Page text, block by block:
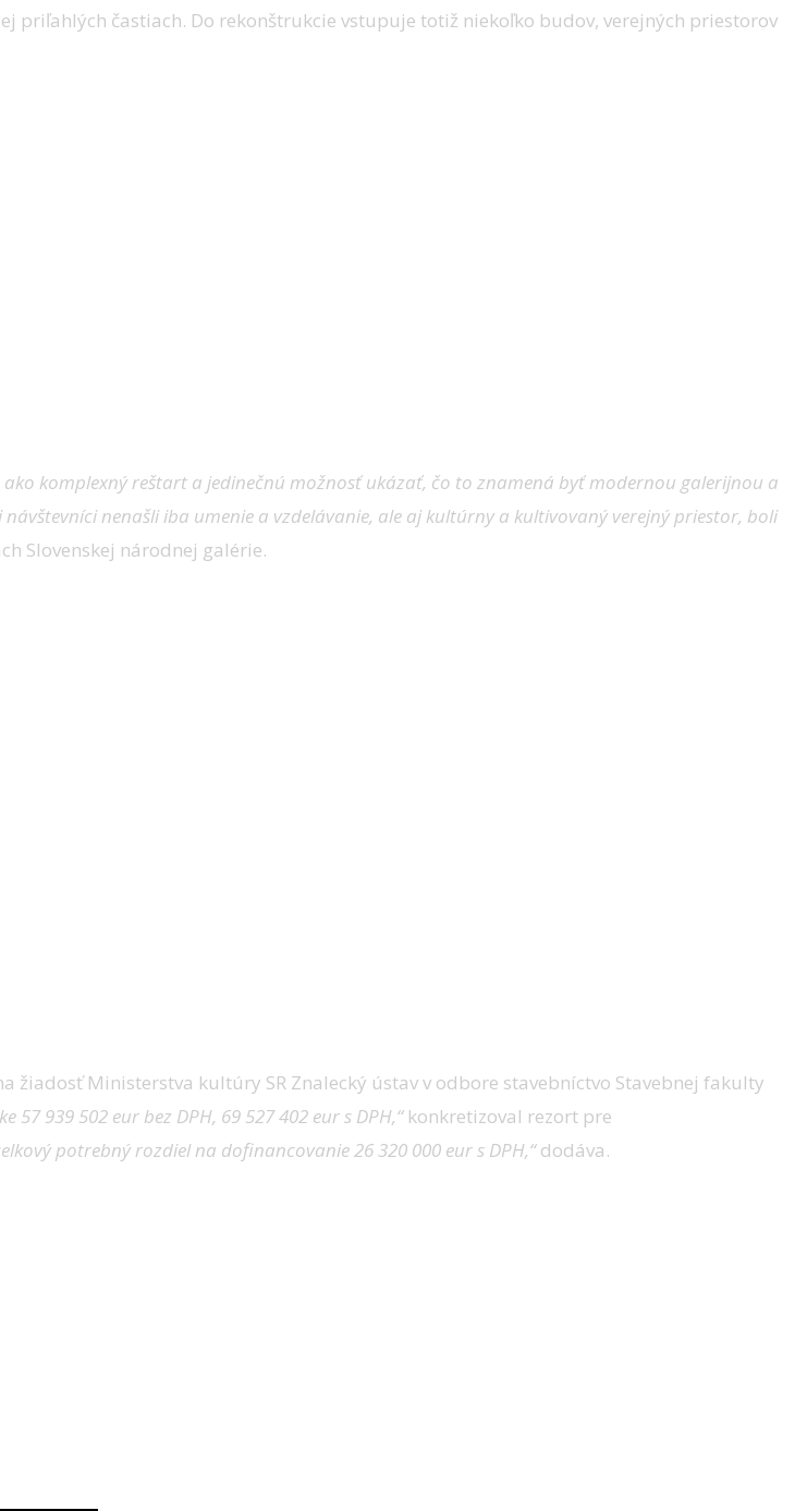
priľahlých častiach. Do rekonštrukcie vstupuje totiž niekoľko budov, verejných priestorov
komplexný reštart a jedinečnú možnosť ukázať, čo to znamená byť modernou galerijnou a
nenašli iba umenie a vzdelávanie, ale aj kultúrny a kultivovaný verejný priestor, boli
Slovenskej národnej galérie.
žiadosť Ministerstva kultúry SR Znalecký ústav v odbore stavebníctvo Stavebnej fakulty
939 502 eur bez DPH, 69 527 402 eur s DPH,“konkretizoval rezort pre
potrebný rozdiel na dofinancovanie 26 320 000 eur s DPH,“dodáva.